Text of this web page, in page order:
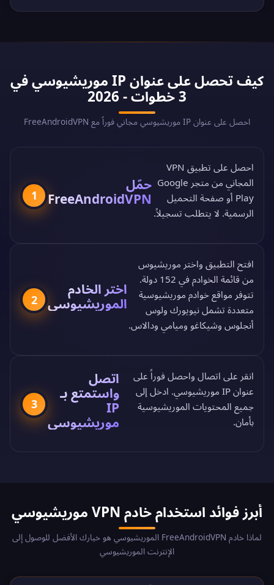
كيف تحصل على عنوان IP موريشيوسي في
3 خطوات - 2026
احصل على عنوان IP موريشيوسي مجاني فوراً مع FreeAndroidVPN
1
حمّل
FreeAndroidVPN
احصل على تطبيق VPN
المجاني من
متجر Google
Play أو صفحة التحميل
الرسمية. لا يتطلب تسجيلاً.
2
اختر الخادم
الموريشيوسي
افتح التطبيق واختر موريشيوس
من قائمة الخوادم في 152 دولة
.
تتوفر مواقع خوادم موريشيوسية
متعددة تشمل نيويورك ولوس
أنجلوس وشيكاغو وميامي ودالاس.
3
اتصل
واستمتع بـ
IP
موريشيوسي
انقر على اتصال واحصل فوراً على
عنوان IP موريشيوسي. ادخل إلى
جميع المحتويات الموريشيوسية
بأمان.
أبرز فوائد استخدام خادم VPN موريشيوسي
لماذا خادم FreeAndroidVPN الموريشيوسي هو خيارك الأفضل للوصول إلى
الإنترنت الموريشيوسي